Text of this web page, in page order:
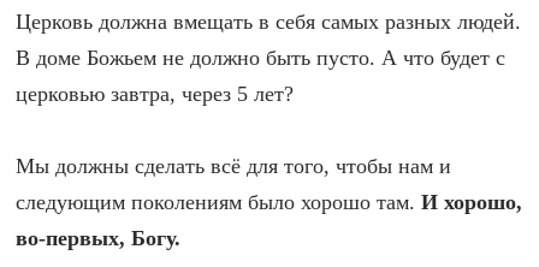
Церковь должна вмещать в себя самых разных людей.
В доме Божьем не должно быть пусто. А что будет с
церковью завтра, через 5 лет?
Мы должны сделать всё для того, чтобы нам и
следующим поколениям было хорошо там.И хорошо,
во-первых, Богу.